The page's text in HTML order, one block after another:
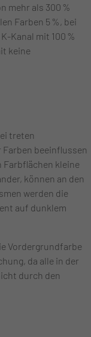
mehr als 300 %
Farben 5 %, bei
Kanal mit 100 %
keine
treten
beeinflussen
Farbflächen kleine
können an den
werden die
auf dunklem
Vordergrundfarbe
da alle in der
durch den